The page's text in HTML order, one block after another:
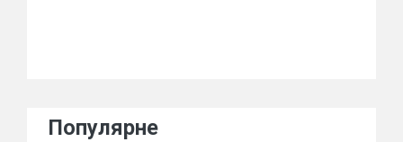
Популярне